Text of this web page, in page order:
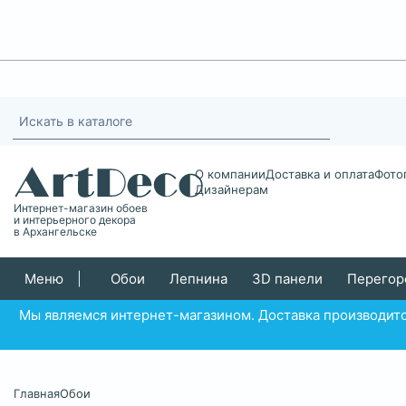
Интернет-магазин обоев
и интерьерного декора
в Архангельске
О компанииДоставка и оплата
Дизайнерам
Меню Обои Лепнина 3D панели
Мы являемся интернет-магазином. Доставка
ГлавнаяОбои